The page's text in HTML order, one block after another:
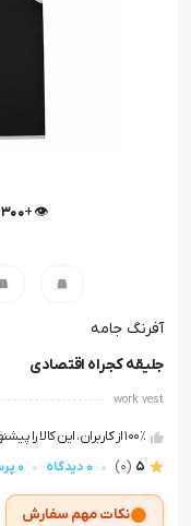
👁️ +
300
آفرنگ جامه
جلیقه کجراه اقتصادی
work vest
100٪ از کاربران، این کالا را پیشنهاد کرده اند.
5
(0) 0 دیدگاه 0 پرسش
نکات مهم سفارش